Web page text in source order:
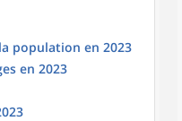
population en 2023
en 2023